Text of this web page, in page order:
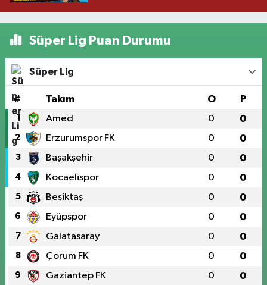
Süper Lig Puan Durumu
Süper Lig
# Takım O P
1 Amed 0 0
2 Erzurumspor FK 0 0
3 Başakşehir 0 0
4 Kocaelispor 0 0
5 Beşiktaş 0 0
6 Eyüpspor 0 0
7 Galatasaray 0 0
8 Çorum FK 0 0
9 Gaziantep FK 0 0